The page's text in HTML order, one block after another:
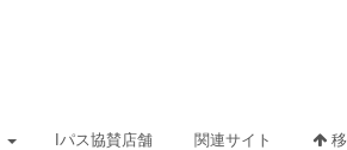
Iパス協賛店舗 関連サイト